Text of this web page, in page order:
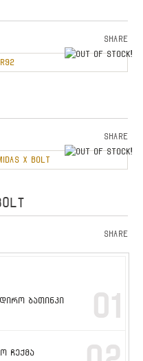
Share
Share
Share
ბათინკი
01
ჩექმა